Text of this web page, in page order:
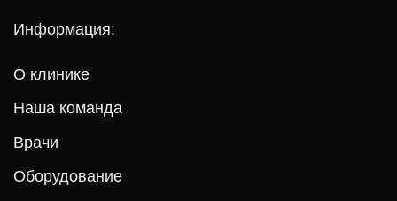
Информация:
О клинике
Наша команда
Врачи
Оборудование